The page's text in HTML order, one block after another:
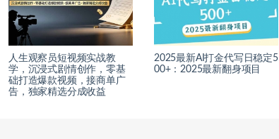
人生观察员短视频实战教
学，沉浸式剧情创作，零基
础打造爆款视频，接商单广
告，独家精选分成收益
2025最新AI打金代写日稳定5
00+：2025最新翻身项目